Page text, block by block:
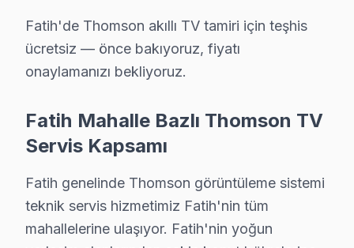
Cibali'de Thomson TV Servisi
Cibali, tarihi dokusu ve kültürel zenginlikleri ile bilinen
Demirtaş, yoğun bir nüfusa ve çeşitli alışveriş
Derviş Ali'de Thomson TV Servisi
Derviş Ali Mahallesi, yerel halkın kültürel
Emin Sinan'da Thomson TV Servisi
Emin Sinan, İstanbul'un kalabalık ve hareketli
Fatih'de Thomson akıllı TV tamiri için teşhis
ücretsiz — önce bakıyoruz, fiyatı
onaylamanızı bekliyoruz.
Fatih Mahalle Bazlı Thomson TV
Servis Kapsamı
Fatih genelinde Thomson görüntüleme sistemi
teknik servis hizmetimiz Fatih'nin tüm
mahallelerine ulaşıyor. Fatih'nin yoğun